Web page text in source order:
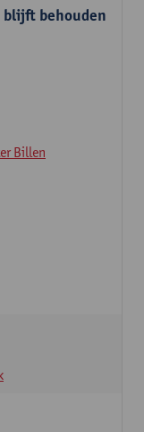
blijft behouden
Billen